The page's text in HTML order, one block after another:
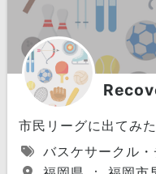
市民リーグに出てみ
バスケサークル・